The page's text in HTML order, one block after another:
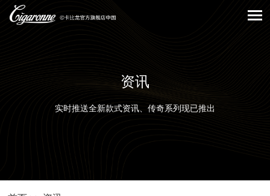
资讯
实时推送全新款式资讯、传奇系列现已推出